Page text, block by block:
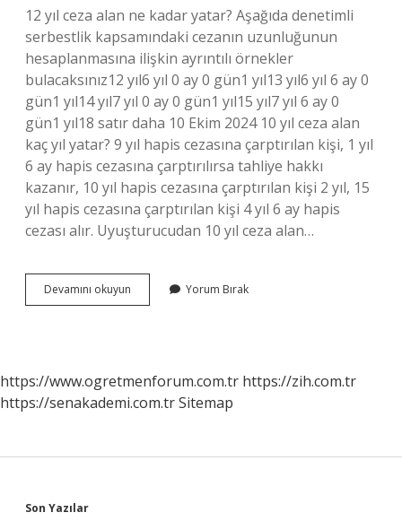
12 yıl ceza alan ne kadar yatar? Aşağıda denetimli
serbestlik kapsamındaki cezanın uzunluğunun
hesaplanmasına ilişkin ayrıntılı örnekler
bulacaksınız12 yıl6 yıl 0 ay 0 gün1 yıl13 yıl6 yıl 6 ay 0
gün1 yıl14 yıl7 yıl 0 ay 0 gün1 yıl15 yıl7 yıl 6 ay 0
gün1 yıl18 satır daha 10 Ekim 2024 10 yıl ceza alan
kaç yıl yatar? 9 yıl hapis cezasına çarptırılan kişi, 1 yıl
6 ay hapis cezasına çarptırılırsa tahliye hakkı
kazanır, 10 yıl hapis cezasına çarptırılan kişi 2 yıl, 15
yıl hapis cezasına çarptırılan kişi 4 yıl 6 ay hapis
cezası alır. Uyuşturucudan 10 yıl ceza alan…
Devamını okuyun
Yıl
Yorum Bırak
https://www.ogretmenforum.com.tr https://zih.com.tr
https://senakademi.com.trSitemap
Son Yazılar